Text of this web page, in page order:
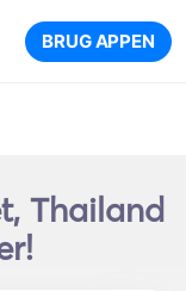
BRUG APPEN
Thailand